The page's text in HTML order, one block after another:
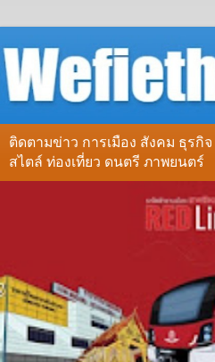
ติดตามข่าว การเมือง สังคม ธุรกิ
สไตล์ ท่องเที่ยว ดนตรี ภาพยนตร์